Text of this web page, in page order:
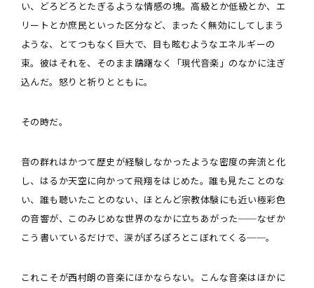
い、どろどろとたぎるような情感の塊。高級とか低級とか、エ
リートとか庶民といった区分など、まったく無効にしてしまう
ような、とてつもなく巨大で、目も眩むようなエネルギーの
束。彼はそれを、そのまま躊躇なく「現代音楽」のなかに注ぎ
込んだ。怒りと祈りとともに。
その時だ。
音の群れはかつて歴史が経験しなかったような密度の奔流と化
し、はるか天空に向かって飛翔をはじめた。誰も見たことのな
い、誰も聴いたことのない、ほとんど宗教体験にも近い極彩色
の音響が、このみじめな世界のなかに立ちあがった──なぜか
こう書いているだけで、涙がぽろぽろとこぼれてくる──。
これこそが西村朗の音楽にほかならない。こんな音楽はほかに